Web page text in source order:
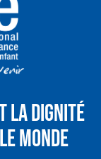
la dignité
monde